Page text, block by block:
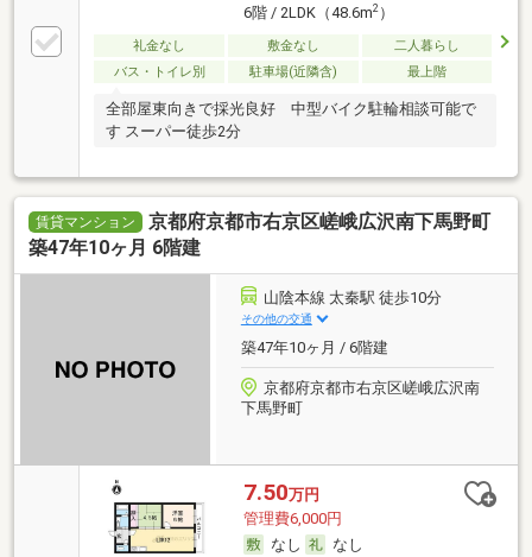
6階 / 2LDK（48.6m2）
礼金なし 敷金なし
二人暮らし
バス・トイレ別
駐車場(近隣含) 最上階
全部屋東向きで採光良好 中型バイク駐輪相談可能で
す スーパー徒歩2分
賃貸マンション
京都府京都市右京区嵯峨広沢南下馬野町
築47年10ヶ月 6階建
山陰本線 太秦駅 徒歩10分
その他の交通
築47年10ヶ月 / 6階建
京都府京都市右京区嵯峨広沢南
下馬野町
7.50万円
管理費6,000円
なし
なし